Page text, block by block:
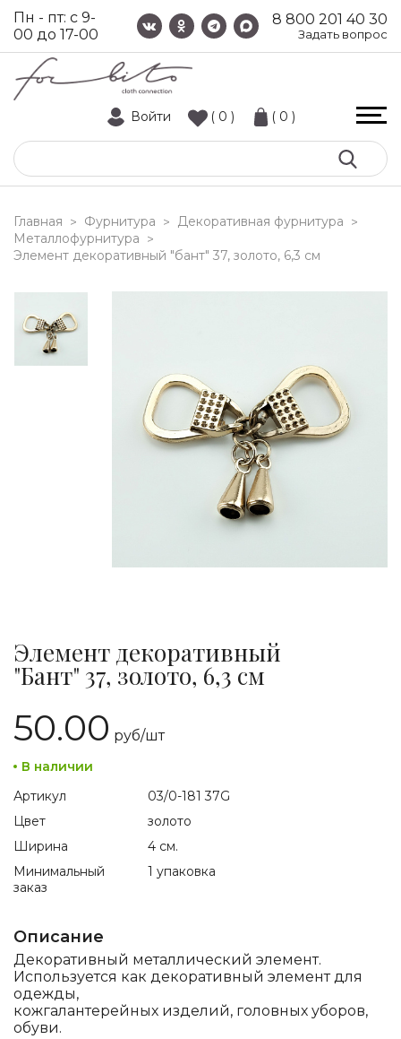
8 800 201 40 30
Задать вопрос
Пн - пт: с 9-
00 до 17-00
Войти ( 0 ) ( 0 )
Главная > Фурнитура > Декоративная фурнитура >
Металлофурнитура >
элемент декоративный "бант" 37, золото, 6,3 см
Элемент декоративный
"Бант" 37, золото, 6,3 см
50.00 руб/шт
В наличии
Артикул
03/0-181 37G
Цвет
золото
Ширина
4 см.
Минимальный
заказ
1 упаковка
Описание
Декоративный металлический элемент.
Используется как декоративный элемент для
одежды,
кожгалантерейных изделий, головных уборов,
обуви.